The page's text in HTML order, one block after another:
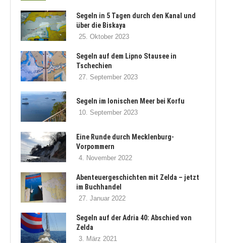
Segeln in 5 Tagen durch den Kanal und
über die Biskaya
25. Oktober 2023
Segeln auf dem Lipno Stausee in
Tschechien
27. September 2023
Segeln im Ionischen Meer bei Korfu
10. September 2023
Eine Runde durch Mecklenburg-
Vorpommern
4. November 2022
Abenteuergeschichten mit Zelda – jetzt
im Buchhandel
27. Januar 2022
Segeln auf der Adria 40: Abschied von
Zelda
3. März 2021